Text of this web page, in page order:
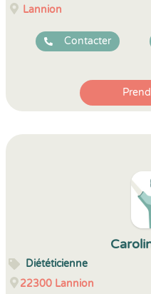
Lannion
Contacter
Diététicienne
22300 Lannion